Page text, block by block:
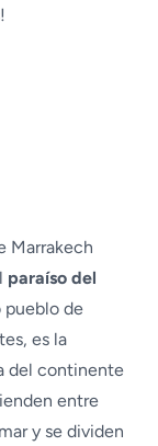
Marrakech
paraíso del
pueblo de
es la
del continente
entre
y se dividen